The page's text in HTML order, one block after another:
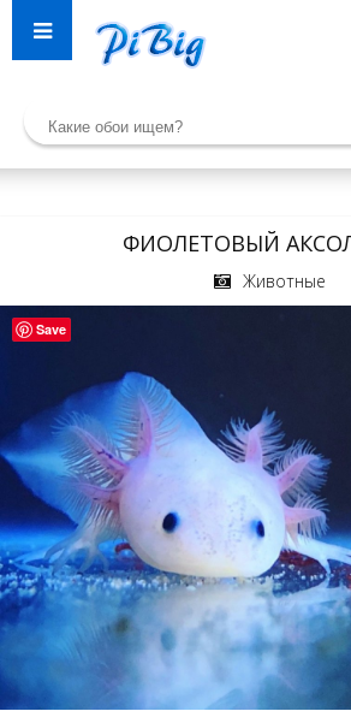
ФИОЛЕТОВЫЙ
Животные
Save